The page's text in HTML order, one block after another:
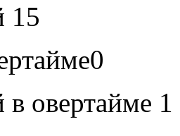
15
0
овертайме 1